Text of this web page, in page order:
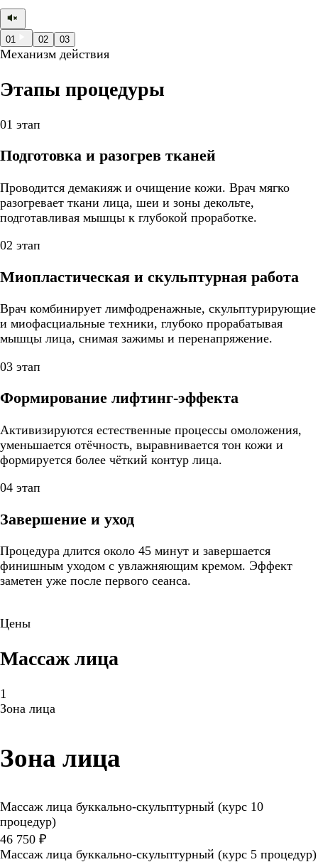
01 02 03
Механизм действия
Этапы процедуры
01 этап
Подготовка и разогрев тканей
Проводится демакияж и очищение кожи. Врач мягко
разогревает ткани лица, шеи и зоны декольте,
подготавливая мышцы к глубокой проработке.
02 этап
Миопластическая и скульптурная работа
Врач комбинирует лимфодренажные, скульптурирующие
и миофасциальные техники, глубоко прорабатывая
мышцы лица, снимая зажимы и перенапряжение.
03 этап
Формирование лифтинг-эффекта
Активизируются естественные процессы омоложения,
уменьшается отёчность, выравнивается тон кожи и
формируется более чёткий контур лица.
04 этап
Завершение и уход
Процедура длится около 45 минут и завершается
финишным уходом с увлажняющим кремом. Эффект
заметен уже после первого сеанса.
Цены
Массаж лица
1
Зона лица
Зона лица
Массаж лица буккально-скульптурный (курс 10
процедур)
46 750 ₽
Массаж лица буккально-скульптурный (курс 5 процедур)